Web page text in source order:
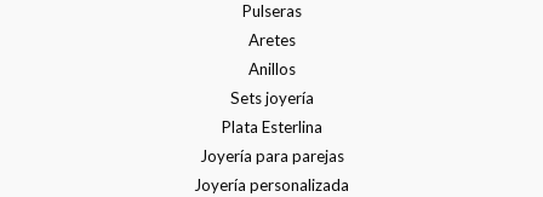
Pulseras
Aretes
Anillos
Sets joyería
Plata Esterlina
Joyería para parejas
Joyería personalizada